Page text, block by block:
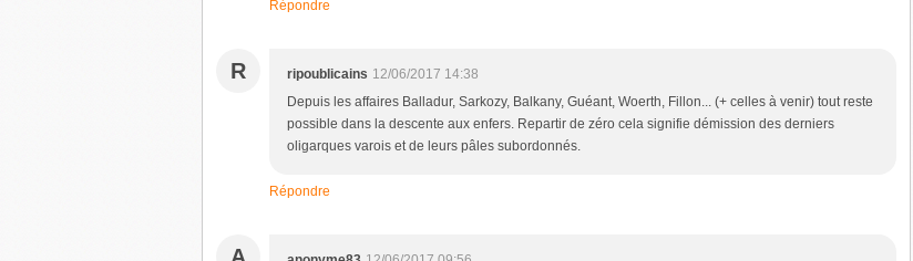
Répondre
R ripoublicains 12/06/2017 14:38
Depuis les affaires Balladur, Sarkozy, Balkany, Guéant, Woerth, Fillon... (+ celles à venir) tout reste
possible dans la descente aux enfers. Repartir de zéro cela signifie démission des derniers
oligarques varois et de leurs pâles subordonnés.
Répondre